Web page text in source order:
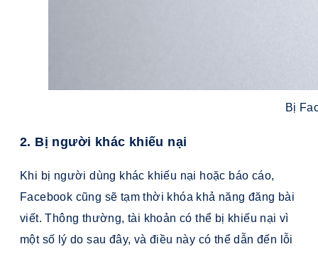
Bị
2. Bị người khác khiếu nại
Khi bị người dùng khác khiếu nại hoặc báo cáo,
Facebook cũng sẽ tạm thời khóa khả năng đăng bài
viết. Thông thường, tài khoản có thể bị khiếu nại vì
một số lý do sau đây, và điều này có thể dẫn đến lỗi